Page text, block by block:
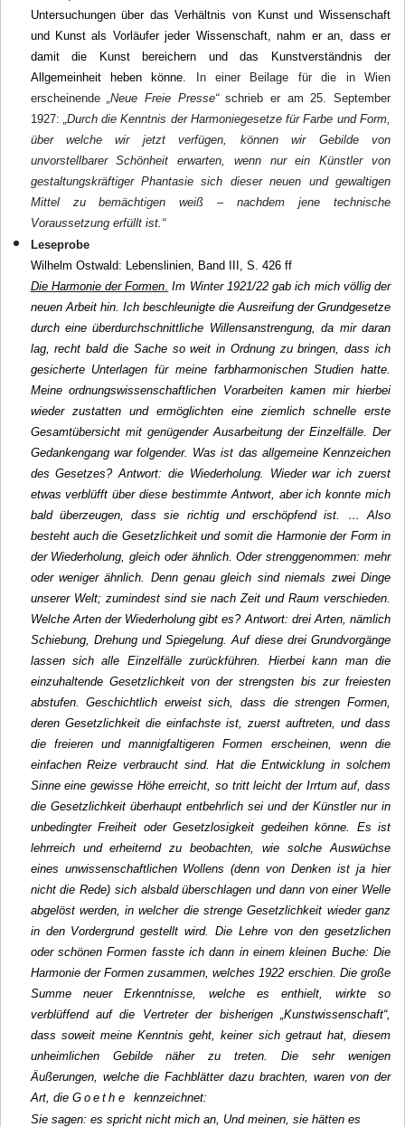
Untersuchungen über das Verhältnis von Kunst und Wissenschaft
und Kunst als Vorläufer jeder Wissenschaft, nahm er an, dass er
damit die Kunst bereichern und das Kunstverständnis der
Allgemeinheit heben könne.
In einer Beilage für die in Wien
erscheinende„Neue Freie Presse“schrieb er am 25. September
1927: „Durch die Kenntnis der Harmoniegesetze für Farbe und Form,
über welche wir jetzt verfügen, können wir Gebilde von
unvorstellbarer Schönheit erwarten, wenn nur ein Künstler von
gestaltungskräftiger Phantasie sich dieser neuen und gewaltigen
Mittel zu bemächtigen weiß – nachdem jene technische
Voraussetzung erfüllt ist.“
Leseprobe
Wilhelm Ostwald: Lebenslinien, Band III, S. 426 ff
Die Harmonie der Formen. Im Winter 1921/22 gab ich mich völlig der
neuen Arbeit hin. Ich beschleunigte die Ausreifung der Grundgesetze
durch eine überdurchschnittliche Willensanstrengung, da mir daran
lag, recht bald die Sache so weit in Ordnung zu bringen, dass ich
gesicherte Unterlagen für meine farbharmonischen Studien hatte.
Meine ordnungswissenschaftlichen Vorarbeiten kamen mir hierbei
wieder zustatten und ermöglichten eine ziemlich schnelle erste
Gesamtübersicht mit genügender Ausarbeitung der Einzelfälle. Der
Gedankengang war folgender. Was ist das allgemeine Kennzeichen
des Gesetzes? Antwort: die Wiederholung. Wieder war ich zuerst
etwas verblüfft über diese bestimmte Antwort, aber ich konnte mich
bald überzeugen, dass sie richtig und erschöpfend ist. … Also
besteht auch die Gesetzlichkeit und somit die Harmonie der Form in
der Wiederholung, gleich oder ähnlich. Oder strenggenommen: mehr
oder weniger ähnlich. Denn genau gleich sind niemals zwei Dinge
unserer Welt; zumindest sind sie nach Zeit und Raum verschieden.
Welche Arten der Wiederholung gibt es? Antwort: drei Arten, nämlich
Schiebung, Drehung und Spiegelung. Auf diese drei Grundvorgänge
lassen sich alle Einzelfälle zurückführen. Hierbei kann man die
einzuhaltende Gesetzlichkeit von der strengsten bis zur freiesten
abstufen. Geschichtlich erweist sich, dass die strengen Formen,
deren Gesetzlichkeit die einfachste ist, zuerst auftreten, und dass
die freieren und mannigfaltigeren Formen erscheinen, wenn die
einfachen Reize verbraucht sind. Hat die Entwicklung in solchem
Sinne eine gewisse Höhe erreicht, so tritt leicht der Irrtum auf, dass
die Gesetzlichkeit überhaupt entbehrlich sei und der Künstler nur in
unbedingter Freiheit oder Gesetzlosigkeit gedeihen könne. Es ist
lehrreich und erheiternd zu beobachten, wie solche Auswüchse
eines unwissenschaftlichen Wollens (denn von Denken ist ja hier
nicht die Rede) sich alsbald überschlagen und dann von einer Welle
abgelöst werden, in welcher die strenge Gesetzlichkeit wieder ganz
in den Vordergrund gestellt wird. Die Lehre von den gesetzlichen
oder schönen Formen fasste ich dann in einem kleinen Buche: Die
Harmonie der Formen zusammen, welches 1922 erschien. Die große
Summe neuer Erkenntnisse, welche es enthielt, wirkte so
verblüffend auf die Vertreter der bisherigen „Kunstwissenschaft“,
dass soweit meine Kenntnis geht, keiner sich getraut hat, diesem
unheimlichen Gebilde näher zu treten. Die sehr wenigen
Äußerungen, welche die Fachblätter dazu brachten, waren von der
Art, die Goethe kennzeichnet:
Sie sagen: es spricht nicht mich an, Und meinen, sie hätten es